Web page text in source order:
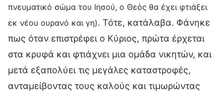
πνευματικό σώμα του Ιησού, ο Θεός θα έχει φτιάξει
εκ νέου ουρανό και γη). Τότε, κατάλαβα. Φάνηκε
πως όταν επιστρέφει ο Κύριος, πρώτα έρχεται
στα κρυφά και φτιάχνει μια ομάδα νικητών, και
μετά εξαπολύει τις μεγάλες καταστροφές,
ανταμείβοντας τους καλούς και τιμωρώντας